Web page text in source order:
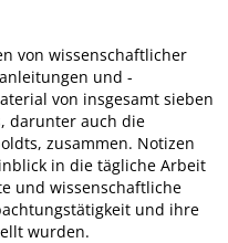
von wissenschaftlicher
und -
von insgesamt sieben
darunter auch die
zusammen. Notizen
in die tägliche Arbeit
und wissenschaftliche
und ihre
wurden.